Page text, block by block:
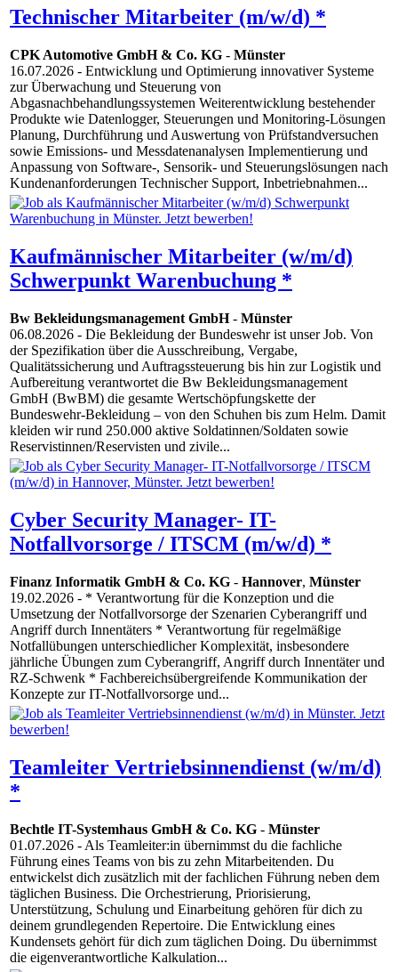
Technischer Mitarbeiter (m/w/d) *
CPK Automotive GmbH & Co. KG - Münster
16.07.2026 - Entwicklung und Optimierung innovativer Systeme
zur Überwachung und Steuerung von
Abgasnachbehandlungssystemen Weiterentwicklung bestehender
Produkte wie Datenlogger, Steuerungen und Monitoring-Lösungen
Planung, Durchführung und Auswertung von Prüfstandversuchen
sowie Emissions- und Messdatenanalysen Implementierung und
Anpassung von Software-, Sensorik- und Steuerungslösungen nach
Kundenanforderungen Technischer Support, Inbetriebnahmen...
Kaufmännischer Mitarbeiter (w/m/d)
Schwerpunkt Warenbuchung *
Bw Bekleidungsmanagement GmbH- Münster
06.08.2026 - Die Bekleidung der Bundeswehr ist unser Job. Von
der Spezifikation über die Ausschreibung, Vergabe,
Qualitätssicherung und Auftragssteuerung bis hin zur Logistik und
Aufbereitung verantwortet die Bw Bekleidungsmanagement
GmbH (BwBM) die gesamte Wertschöpfungskette der
Bundeswehr-Bekleidung – von den Schuhen bis zum Helm. Damit
kleiden wir rund 250.000 aktive Soldatinnen/Soldaten sowie
Reservistinnen/Reservisten und zivile...
Cyber Security Manager- IT-
Notfallvorsorge / ITSCM (m/w/d) *
Finanz Informatik GmbH & Co. KG - Hannover, Münster
19.02.2026 - * Verantwortung für die Konzeption und die
Umsetzung der Notfallvorsorge der Szenarien Cyberangriff und
Angriff durch Innentäters * Verantwortung für regelmäßige
Notfallübungen unterschiedlicher Komplexität, insbesondere
jährliche Übungen zum Cyberangriff, Angriff durch Innentäter und
RZ-Schwenk * Fachbereichsübergreifende Kommunikation der
Konzepte zur IT-Notfallvorsorge und...
Teamleiter Vertriebsinnendienst (w/m/d)
*
Bechtle IT-Systemhaus GmbH & Co. KG - Münster
01.07.2026 - Als Teamleiter:in übernimmst du die fachliche
Führung eines Teams von bis zu zehn Mitarbeitenden. Du
entwickelst dich zusätzlich mit der fachlichen Führung neben dem
täglichen Business. Die Orchestrierung, Priorisierung,
Unterstützung, Schulung und Einarbeitung gehören für dich zu
deinem grundlegenden Repertoire. Die Entwicklung eines
Kundensets gehört für dich zum täglichen Doing. Du übernimmst
die eigenverantwortliche Kalkulation...